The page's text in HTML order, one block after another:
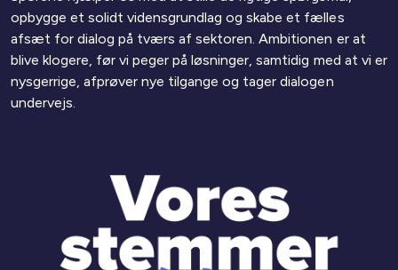
opbygge et solidt vidensgrundlag og skabe et fælles
afsæt for dialog på tværs af sektoren. Ambitionen er at
blive klogere, før vi peger på løsninger, samtidig med at vi er
nysgerrige, afprøver nye tilgange og tager dialogen
undervejs.